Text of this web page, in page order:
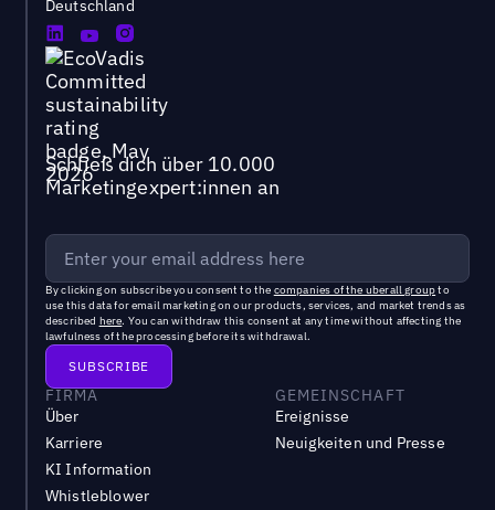
Deutschland
Schließ dich über 10.000
Marketingexpert:innen an
By clicking on subscribe you consent to the companies of the uberall groupto
use this data for email marketing on our products, services, and market trends as
described here. You can withdraw this consent at any time without affecting the
lawfulness of the processing before its withdrawal.
FIRMA
Über
Karriere
KI Information
Whistleblower
GEMEINSCHAFT
Ereignisse
Neuigkeiten und Presse